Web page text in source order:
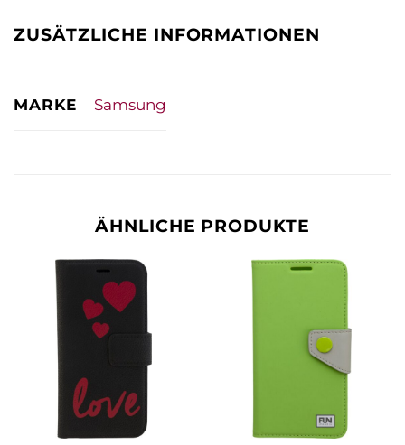
ZUSÄTZLICHE INFORMATIONEN
MARKE Samsung
ÄHNLICHE PRODUKTE